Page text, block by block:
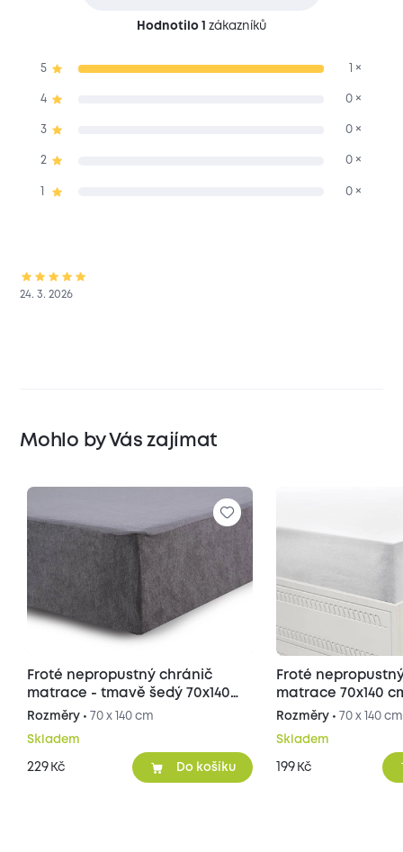
Hodnotilo 1 zákazníků
5 1 ×
4 0 ×
3 0 ×
2 0 ×
0 ×
24. 3. 2026
Mohlo by Vás zajímat
Froté nepropustný chránič
matrace - tmavě šedý 70x140
cm
Rozměry • 70 x 140 cm
Skladem
229 Kč Do košíku
Froté
matrace 70x140
Rozměry • 70 x 140 cm
Skladem
199 Kč